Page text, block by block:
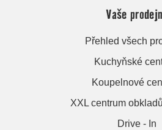
Vaše
Přehled všech
Kuchyňské
Koupelnové
XXL centrum
Drive - In